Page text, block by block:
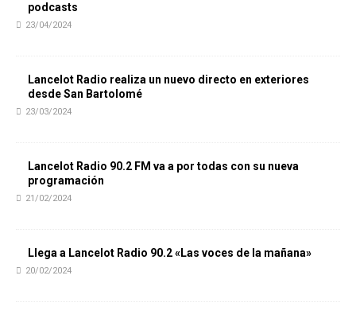
podcasts
23/04/2024
Lancelot Radio realiza un nuevo directo en exteriores
desde San Bartolomé
23/03/2024
Lancelot Radio 90.2 FM va a por todas con su nueva
programación
21/02/2024
Llega a Lancelot Radio 90.2 «Las voces de la mañana»
20/02/2024